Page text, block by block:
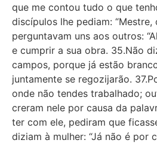
que me contou tudo o que
discípulos lhe pediam: “Mestre,
perguntavam uns aos outros:
e cumprir a sua obra. 35.Não
campos, porque já estão
juntamente se regozijarão.
onde não tendes trabalhado;
creram nele por causa da
ter com ele, pediram que
diziam à mulher: “Já não é por